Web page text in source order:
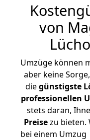
von
Umzüge können
aber keine
diegünstigste
professionellen
stets daran,
Preisezu bieten.
bei einem